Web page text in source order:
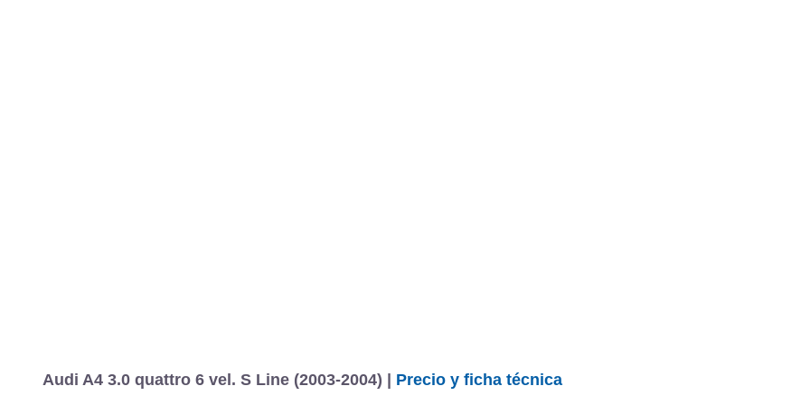
Audi A4 3.0 quattro 6 vel. S Line (2003-2004) | Precio y ficha técnica